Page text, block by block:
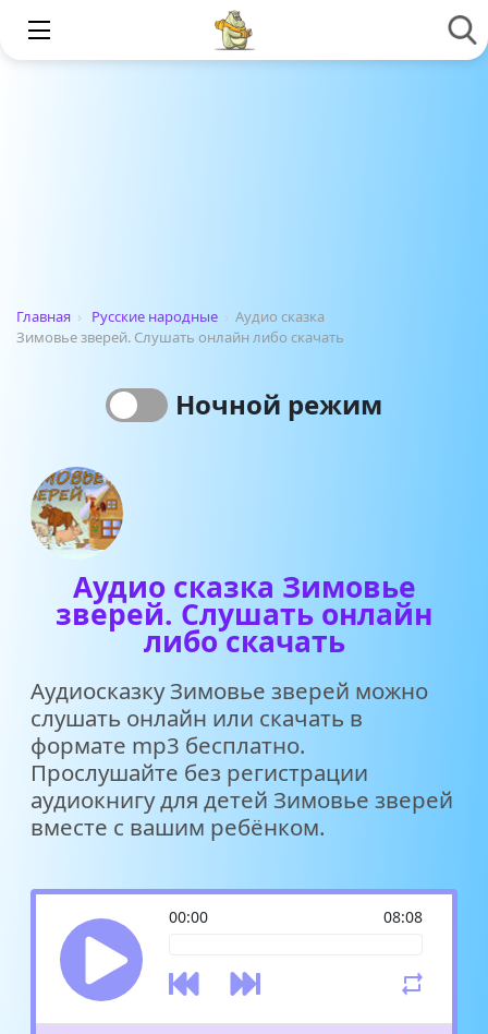
Главная › Русские народные › Аудио сказка
Зимовье зверей. Слушать онлайн либо скачать
Ночной режим
Аудио сказка Зимовье
зверей. Слушать онлайн
либо скачать
Аудиосказку Зимовье зверей можно
слушать онлайн или скачать в
формате mp3 бесплатно.
Прослушайте без регистрации
аудиокнигу для детей Зимовье зверей
вместе с вашим ребёнком.
00:00 08:08